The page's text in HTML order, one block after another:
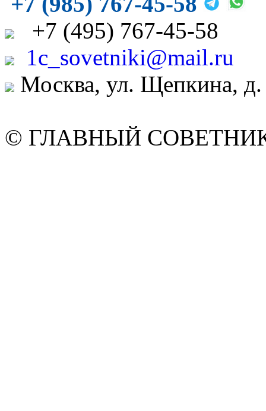
+7 (495) 767-45-58
1c_sovetniki@mail.ru
Москва, ул. Щепкина,
© ГЛАВНЫЙ СОВЕТНИК.